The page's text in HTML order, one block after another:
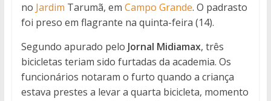
no Jardim Tarumã, em Campo Grande. O padrasto
foi preso em flagrante na quinta-feira (14).
Segundo apurado pelo Jornal Midiamax, três
bicicletas teriam sido furtadas da academia. Os
funcionários notaram o furto quando a criança
estava prestes a levar a quarta bicicleta, momento